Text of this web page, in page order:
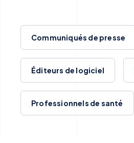
Communiqués de presse
Éditeurs de logiciel
Professionnels de santé